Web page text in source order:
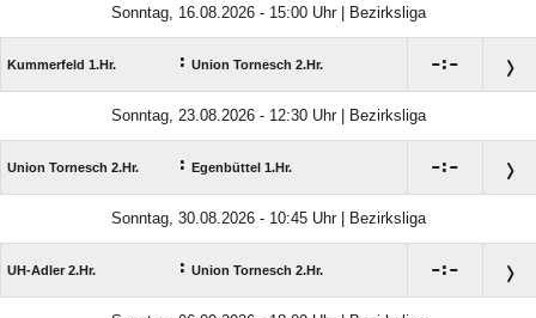
Sonntag, 16.08.2026 - 15:00 Uhr | Bezirksliga
Kummerfeld 1.Hr. : Union Tornesch 2.Hr. :
Sonntag, 23.08.2026 - 12:30 Uhr | Bezirksliga
Union Tornesch 2.Hr. : Egenbüttel 1.Hr. :
Sonntag, 30.08.2026 - 10:45 Uhr | Bezirksliga
UH-Adler 2.Hr. : Union Tornesch 2.Hr. :